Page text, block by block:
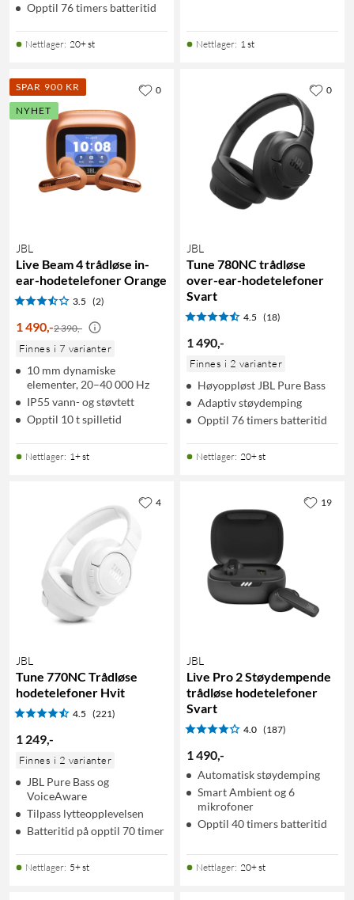
Opptil 76 timers batteritid
Nettlager: 20+ st Nettlager: 1 st
SPAR 900 KR
NYHET
JBL
Live Beam 4 trådløse in-
ear-hodetelefoner Orange
3.5 (2)
1 490,-2 390,-
Finnes i 7 varianter
10 mm dynamiske
elementer, 20–40 000 Hz
IP55 vann- og støvtett
Opptil 10 t spilletid
Nettlager: 1+ st
0
JBL
Tune 780NC trådløse
over-ear-hodetelefoner
Svart
4.5 (18)
1 490,-
Finnes i 2 varianter
Høyoppløst JBL Pure Bass
Adaptiv støydemping
Opptil 76 timers batteritid
Nettlager: 20+ st
0
JBL
Tune 770NC Trådløse
hodetelefoner Hvit
4.5 (221)
1 249,-
Finnes i 2 varianter
JBL Pure Bass og
VoiceAware
Tilpass lytteopplevelsen
Batteritid på opptil 70 timer
Nettlager: 5+ st
4
JBL
Live Pro 2 Støydempende
trådløse hodetelefoner
Svart
4.0 (187)
1 490,-
Automatisk støydemping
Smart Ambient og 6
mikrofoner
Opptil 40 timers batteritid
Nettlager: 20+ st
19